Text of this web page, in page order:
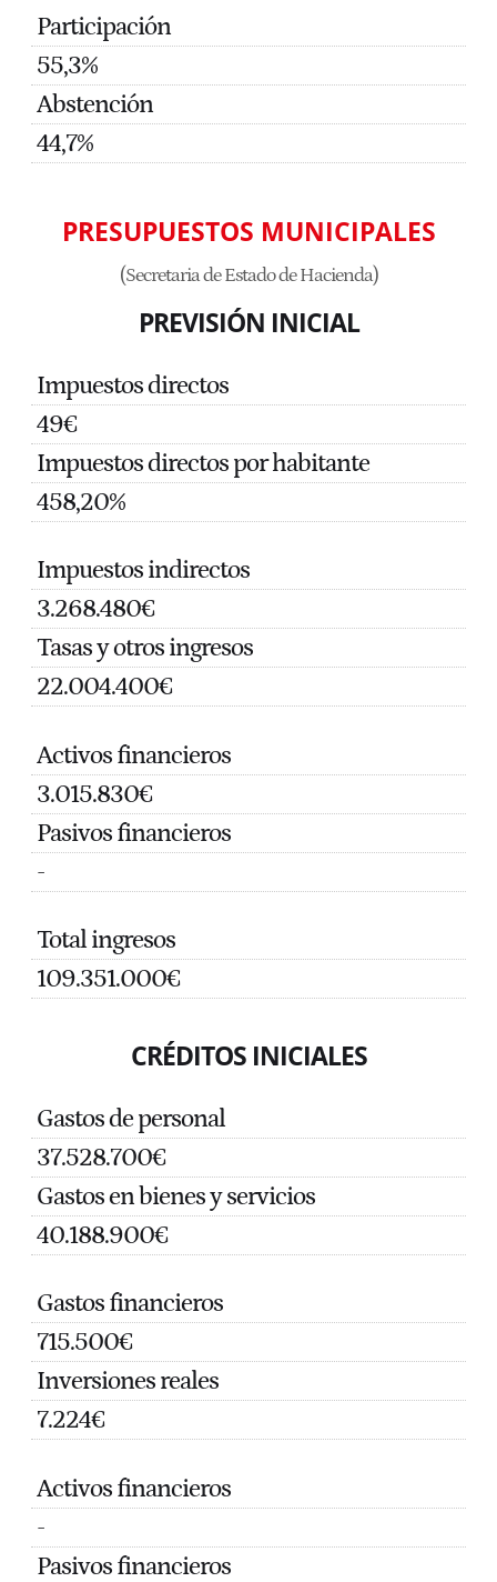
Participación
55,3%
Abstención
44,7%
PRESUPUESTOS MUNICIPALES
(Secretaria de Estado de Hacienda)
PREVISIÓN INICIAL
Impuestos directos
49€
Impuestos directos por habitante
458,20%
Impuestos indirectos
3.268.480€
Tasas y otros ingresos
22.004.400€
Activos financieros
3.015.830€
Pasivos financieros
-
Total ingresos
109.351.000€
CRÉDITOS INICIALES
Gastos de personal
37.528.700€
Gastos en bienes y servicios
40.188.900€
Gastos financieros
715.500€
Inversiones reales
7.224€
Activos financieros
-
Pasivos financieros